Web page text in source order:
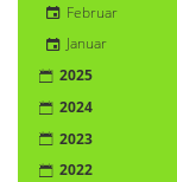
Februar
Januar
2025
2024
2023
2022